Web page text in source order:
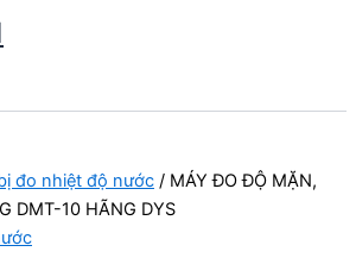
đo nhiệt độ nước / MÁY ĐO ĐỘ MẶN,
DMT-10 HÃNG DYS